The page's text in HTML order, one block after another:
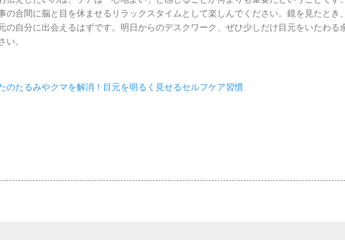
の合間に脳と目を休ませるリラックスタイムとして楽しんでください。鏡を見たとき
の自分に出会えるはずです。明日からのデスクワーク、ぜひ少しだけ目元をいたわる
い。
のたるみやクマを解消！目元を明るく見せるセルフケア習慣